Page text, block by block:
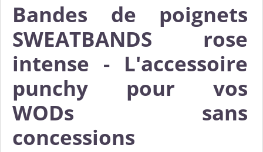
Bandes de poignets
SWEATBANDS rose
intense - L'accessoire
punchy pour vos
WODs sans
concessions